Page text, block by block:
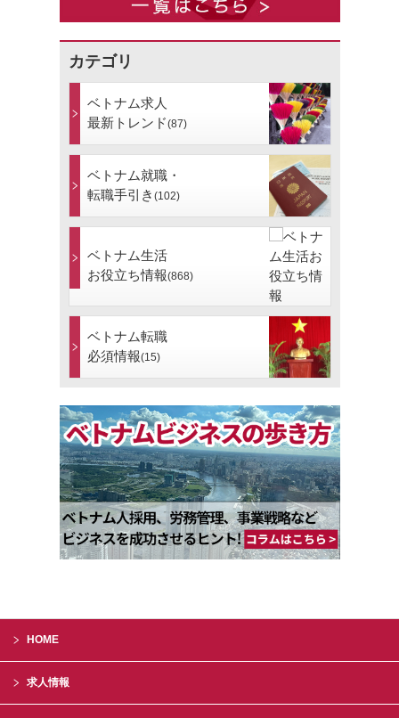
カテゴリ
ベトナム求人
最新トレンド(87)
ベトナム就職・
転職手引き (102)
ベトナム生活
お役立ち情報(868)
ベトナム転職
必須情報(15)
HOME
求人情報